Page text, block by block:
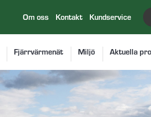
Om oss Kontakt Kundservice
Fjärrvärmenät Miljö Aktuella